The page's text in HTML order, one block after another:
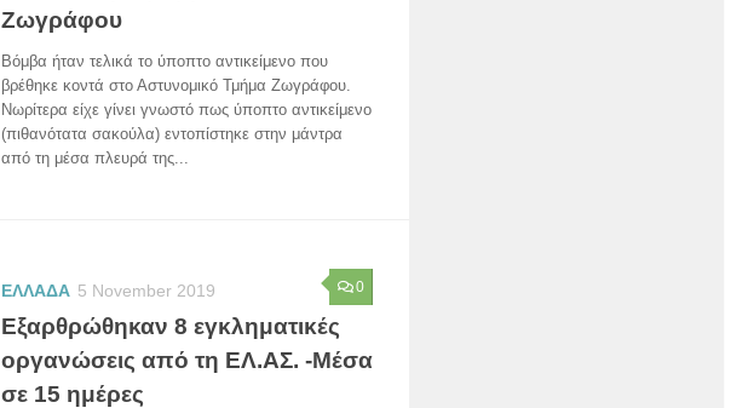
Ζωγράφου
Βόμβα ήταν τελικά το ύποπτο αντικείμενο που
βρέθηκε κοντά στο Αστυνομικό Τμήμα Ζωγράφου.
Νωρίτερα είχε γίνει γνωστό πως ύποπτο αντικείμενο
(πιθανότατα σακούλα) εντοπίστηκε στην μάντρα
από τη μέσα πλευρά της...
0
ΕΛΛΑΔΑ 5 November 2019
Εξαρθρώθηκαν 8 εγκληματικές
οργανώσεις από τη ΕΛ.ΑΣ. -Μέσα
σε 15 ημέρες